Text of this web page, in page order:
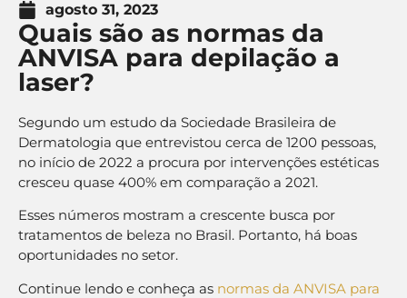
agosto 31, 2023
Quais são as normas da
ANVISA para depilação a
laser?
Segundo um estudo da Sociedade Brasileira de
Dermatologia que entrevistou cerca de 1200 pessoas,
no início de 2022 a procura por intervenções estéticas
cresceu quase 400% em comparação a 2021.
Esses números mostram a crescente busca por
tratamentos de beleza no Brasil. Portanto, há boas
oportunidades no setor.
Continue lendo e conheça as normas da ANVISA para